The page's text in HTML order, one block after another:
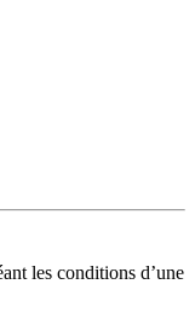
les conditions d’une